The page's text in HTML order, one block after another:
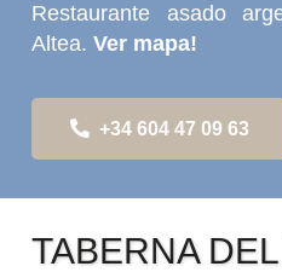
Restaurante asado
Altea.Ver mapa!
+34 604 47 09 63
TABERNA